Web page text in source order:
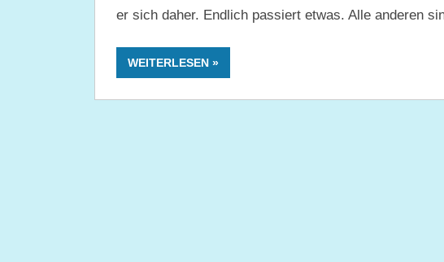
er sich daher. Endlich passiert etwas. Alle anderen
WEITERLESEN